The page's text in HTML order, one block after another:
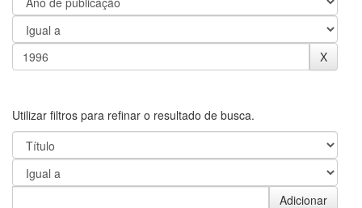
Utilizar filtros para refinar o resultado de busca.